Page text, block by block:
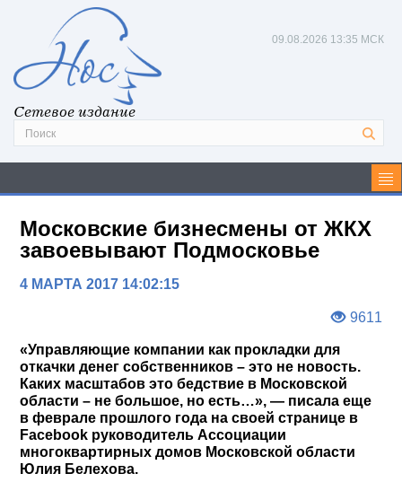
Сетевое издание
09.08.2026 13:35 МСК
Московские бизнесмены от ЖКХ
завоевывают Подмосковье
4 МАРТА 2017 14:02:15
9611
«Управляющие компании как прокладки для
откачки денег собственников – это не новость.
Каких масштабов это бедствие в Московской
области – не большое, но есть…», — писала еще
в феврале прошлого года на своей странице в
Facebook руководитель Ассоциации
многоквартирных домов Московской области
Юлия Белехова.